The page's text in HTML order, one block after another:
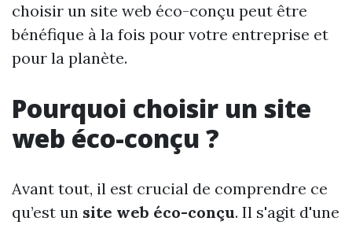
choisir un site web éco-conçu peut être
bénéfique à la fois pour votre entreprise et
pour la planète.
Pourquoi choisir un site
web éco-conçu ?
Avant tout, il est crucial de comprendre ce
qu’est un site web éco-conçu. Il s'agit d'une